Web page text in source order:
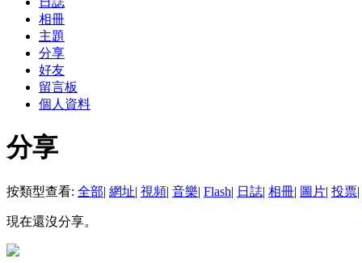
相冊
主題
分享
好友
留言板
個人資料
分享
按類型查看: 全部| 網址| 視頻| 音樂| Flash| 日誌| 相冊| 圖片| 投票|
現在還沒分享。